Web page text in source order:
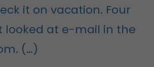
it on vacation. Four
looked at e-mail in the
(…)